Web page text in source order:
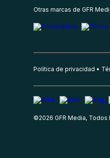
Otras marcas de GFR
Política de privacidad
©2026 GFR Media,